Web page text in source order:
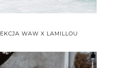
WAW X LAMILLOU